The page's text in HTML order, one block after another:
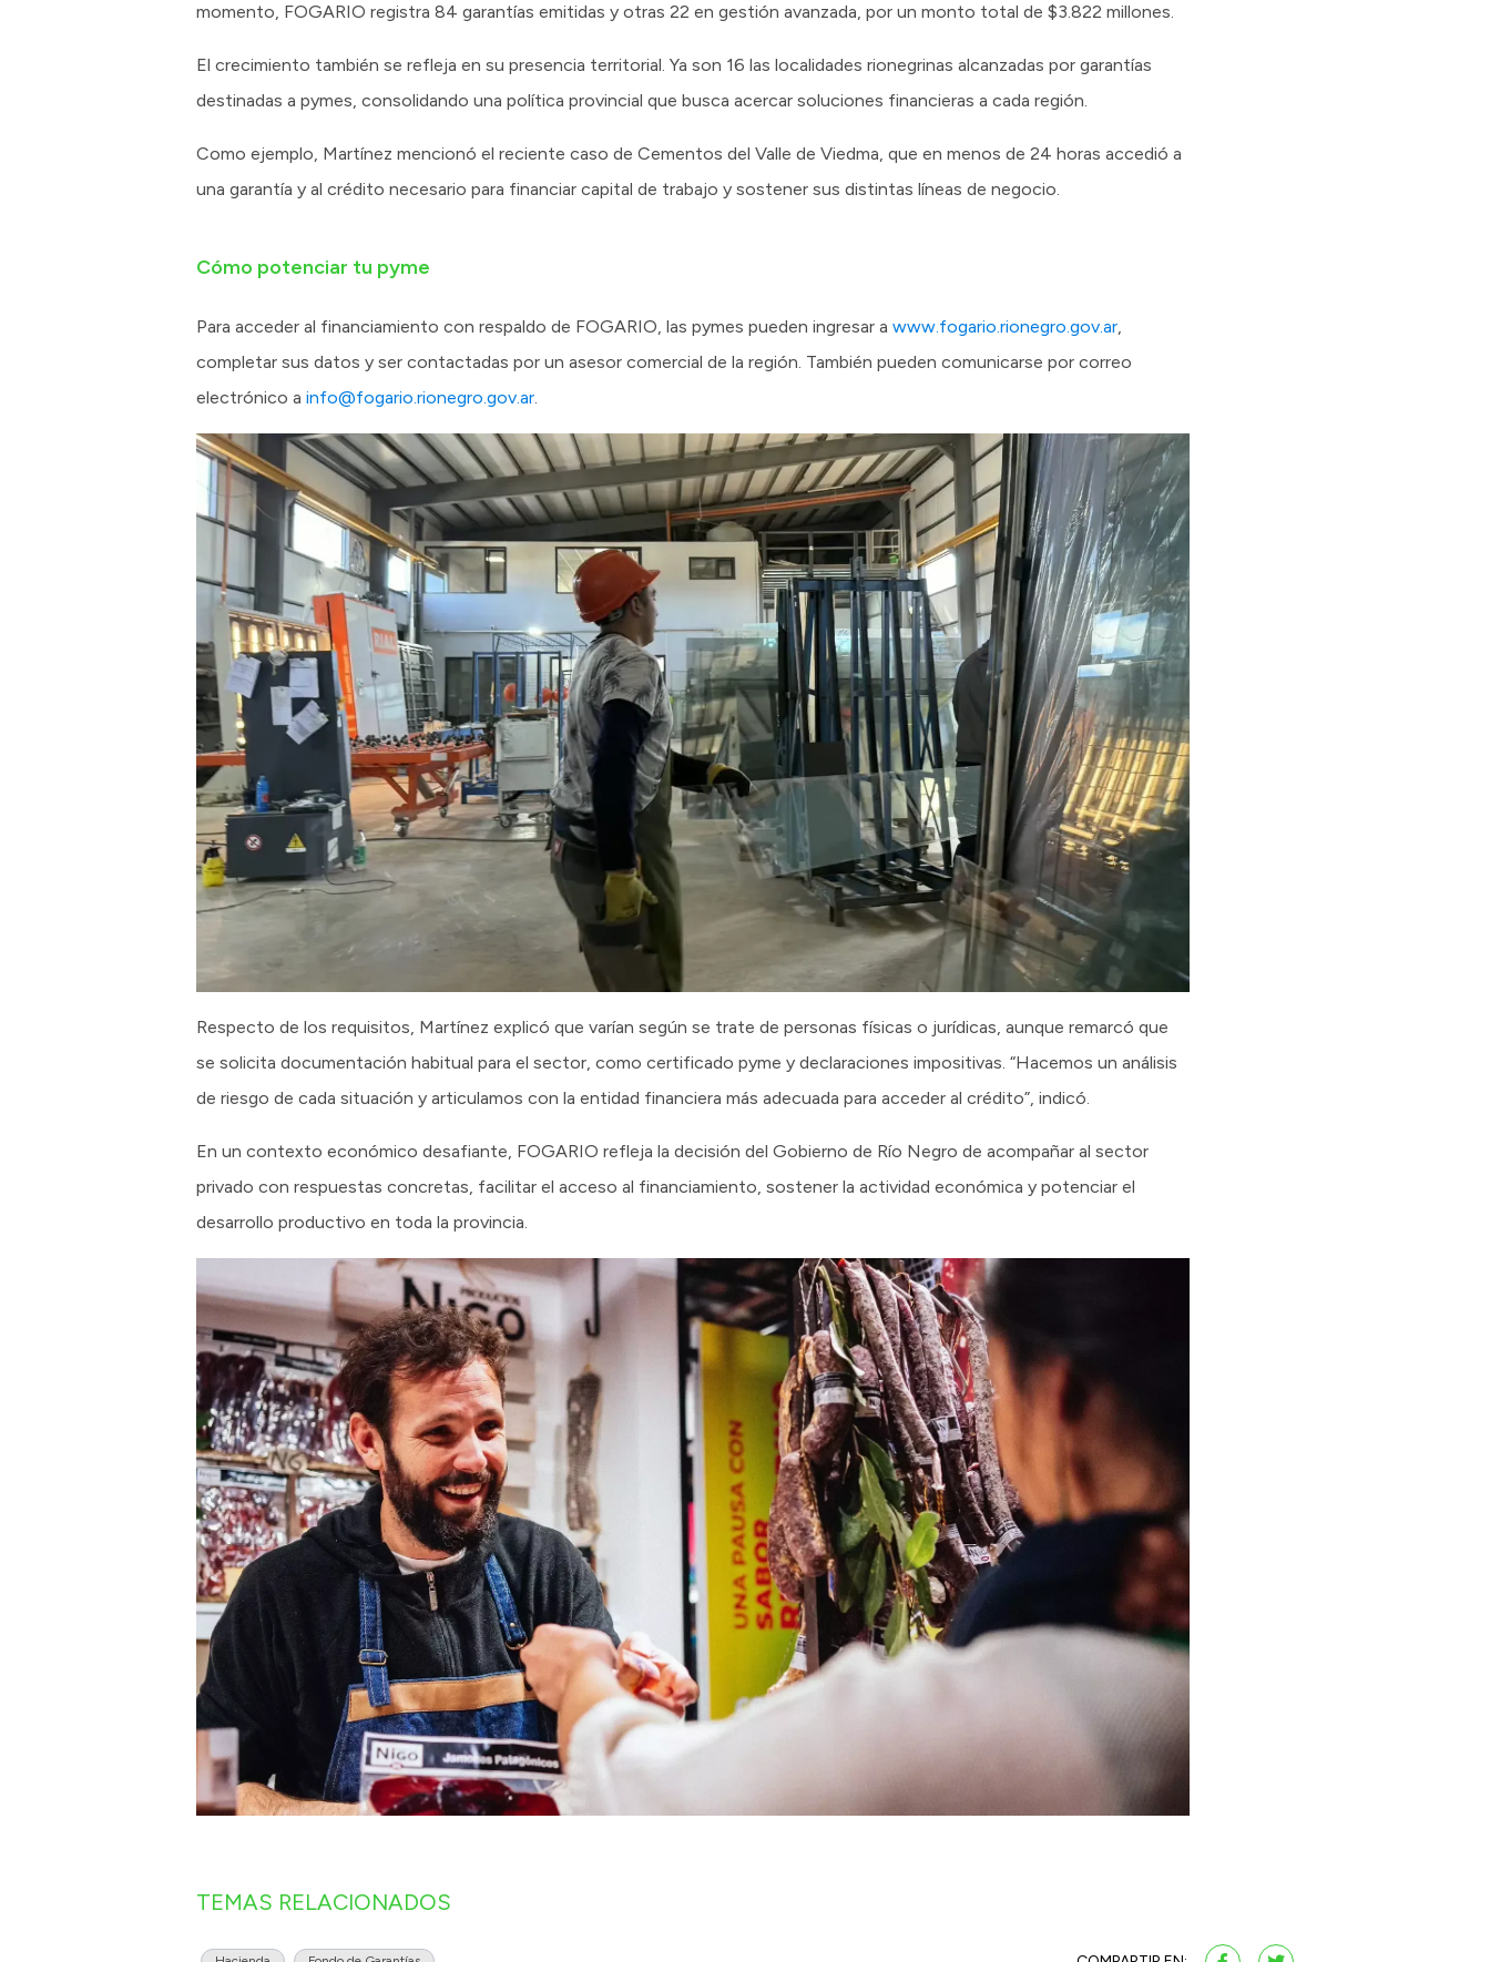
momento, FOGARIO registra 84 garantías emitidas y otras 22 en gestión avanzada, por un monto total de $3.822 millones.
El crecimiento también se refleja en su presencia territorial. Ya son 16 las localidades rionegrinas alcanzadas por garantías
destinadas a pymes, consolidando una política provincial que busca acercar soluciones financieras a cada región.
Como ejemplo, Martínez mencionó el reciente caso de Cementos del Valle de Viedma, que en menos de 24 horas accedió a
una garantía y al crédito necesario para financiar capital de trabajo y sostener sus distintas líneas de negocio.
Cómo potenciar tu pyme
Para acceder al financiamiento con respaldo de FOGARIO, las pymes pueden ingresar a www.fogario.rionegro.gov.ar,
completar sus datos y ser contactadas por un asesor comercial de la región. También pueden comunicarse por correo
electrónico a info@fogario.rionegro.gov.ar.
Respecto de los requisitos, Martínez explicó que varían según se trate de personas físicas o jurídicas, aunque remarcó que
se solicita documentación habitual para el sector, como certificado pyme y declaraciones impositivas. “Hacemos un análisis
de riesgo de cada situación y articulamos con la entidad financiera más adecuada para acceder al crédito”, indicó.
En un contexto económico desafiante, FOGARIO refleja la decisión del Gobierno de Río Negro de acompañar al sector
privado con respuestas concretas, facilitar el acceso al financiamiento, sostener la actividad económica y potenciar el
desarrollo productivo en toda la provincia.
TEMAS RELACIONADOS